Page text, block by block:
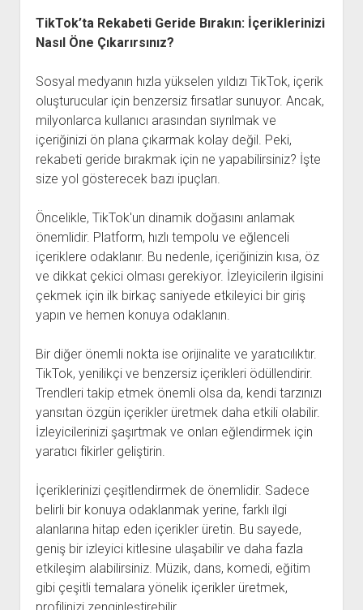
TikTok’ta Rekabeti Geride Bırakın: İçeriklerinizi
Nasıl Öne Çıkarırsınız?
Sosyal medyanın hızla yükselen yıldızı TikTok, içerik
oluşturucular için benzersiz fırsatlar sunuyor. Ancak,
milyonlarca kullanıcı arasından sıyrılmak ve
içeriğinizi ön plana çıkarmak kolay değil. Peki,
rekabeti geride bırakmak için ne yapabilirsiniz? İşte
size yol gösterecek bazı ipuçları.
Öncelikle, TikTok'un dinamik doğasını anlamak
önemlidir. Platform, hızlı tempolu ve eğlenceli
içeriklere odaklanır. Bu nedenle, içeriğinizin kısa, öz
ve dikkat çekici olması gerekiyor. İzleyicilerin ilgisini
çekmek için ilk birkaç saniyede etkileyici bir giriş
yapın ve hemen konuya odaklanın.
Bir diğer önemli nokta ise orijinalite ve yaratıcılıktır.
TikTok, yenilikçi ve benzersiz içerikleri ödüllendirir.
Trendleri takip etmek önemli olsa da, kendi tarzınızı
yansıtan özgün içerikler üretmek daha etkili olabilir.
İzleyicilerinizi şaşırtmak ve onları eğlendirmek için
yaratıcı fikirler geliştirin.
İçeriklerinizi çeşitlendirmek de önemlidir. Sadece
belirli bir konuya odaklanmak yerine, farklı ilgi
alanlarına hitap eden içerikler üretin. Bu sayede,
geniş bir izleyici kitlesine ulaşabilir ve daha fazla
etkileşim alabilirsiniz. Müzik, dans, komedi, eğitim
gibi çeşitli temalara yönelik içerikler üretmek,